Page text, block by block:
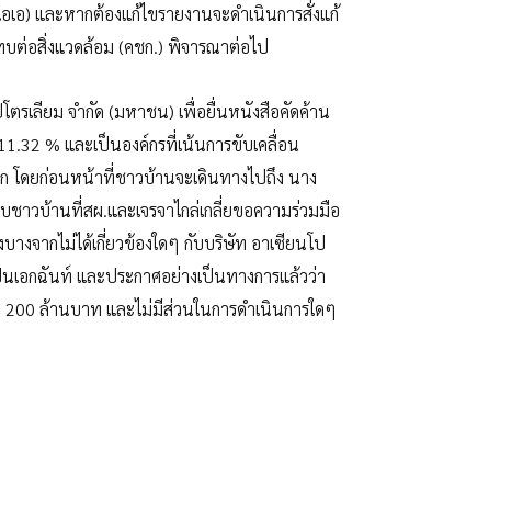
) และหากต้องแก้ไขรายงานจะดำเนินการสั่งแก้
บต่อสิ่งแวดล้อม (คชก.) พิจารณาต่อไป
รเลียม จำกัด (มหาชน) เพื่อยื่นหนังสือคัดค้าน
% และเป็นองค์กรที่เน้นการขับเคลื่อน
โดยก่อนหน้าที่ชาวบ้านจะเดินทางไปถึง นาง
าวบ้านที่สผ.และเจรจาไกล่เกลี่ยขอความร่วมมือ
งจากไม่ได้เกี่ยวข้องใดๆ กับบริษัท อาเซียนโป
อกฉันท์ และประกาศอย่างเป็นทางการแล้วว่า
ล้านบาท และไม่มีส่วนในการดำเนินการใดๆ